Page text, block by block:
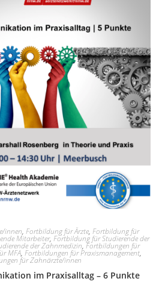
innen, Fortbildung für Ärzte, Fortbildung für
Mitarbeiter, Fortbildung für Studierende der
der Zahnmedizin, Fortbildungen für
MFA, Fortbildungen für Praxismanagement,
für Zahnärzte/innen
im Praxisalltag – 6 Punkte